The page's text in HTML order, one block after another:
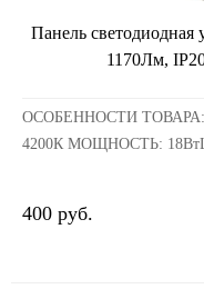
Панель светодиодная
1170Лм,
ОСОБЕННОСТИ
4200К МОЩНОСТЬ:
400 руб.